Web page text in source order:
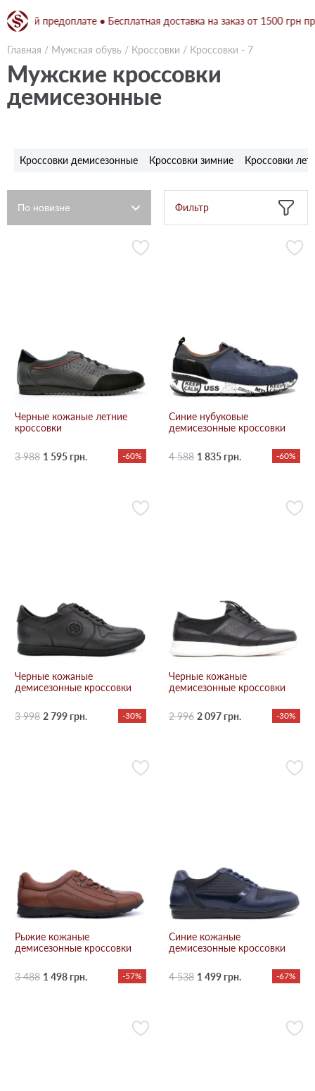
предоплате ● Бесплатная доставка на заказ от 1500 грн
Главная / Мужская обувь / Кроссовки / Кроссовки - 7
Мужские кроссовки
демисезонные
Кроссовки демисезонные Кроссовки зимние Кроссовки
Фильтр
Черные кожаные летние
кроссовки
3 988 1 595 грн. -60%
Синие нубуковые
демисезонные кроссовки
4 588 1 835 грн. -60%
Черные кожаные
демисезонные кроссовки
3 998 2 799 грн. -30%
Черные кожаные
демисезонные кроссовки
2 996 2 097 грн. -30%
Рыжие кожаные
демисезонные кроссовки
3 488 1 498 грн. -57%
Синие кожаные
демисезонные кроссовки
4 538 1 499 грн. -67%